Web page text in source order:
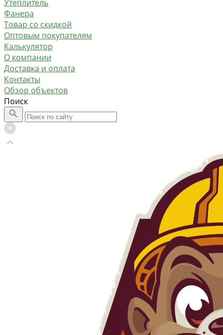
Утеплитель
Фанера
Товар со скидкой
Оптовым покупателям
Калькулятор
О компании
Доставка и оплата
Контакты
Обзор объектов
Поиск